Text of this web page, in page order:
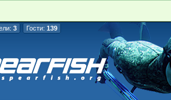
3 Гости: 139